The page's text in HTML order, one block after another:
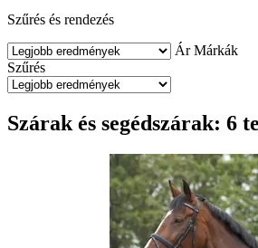
Szűrés és rendezés
Ár Márkák
Szűrés
Szárak és segédszárak: 6